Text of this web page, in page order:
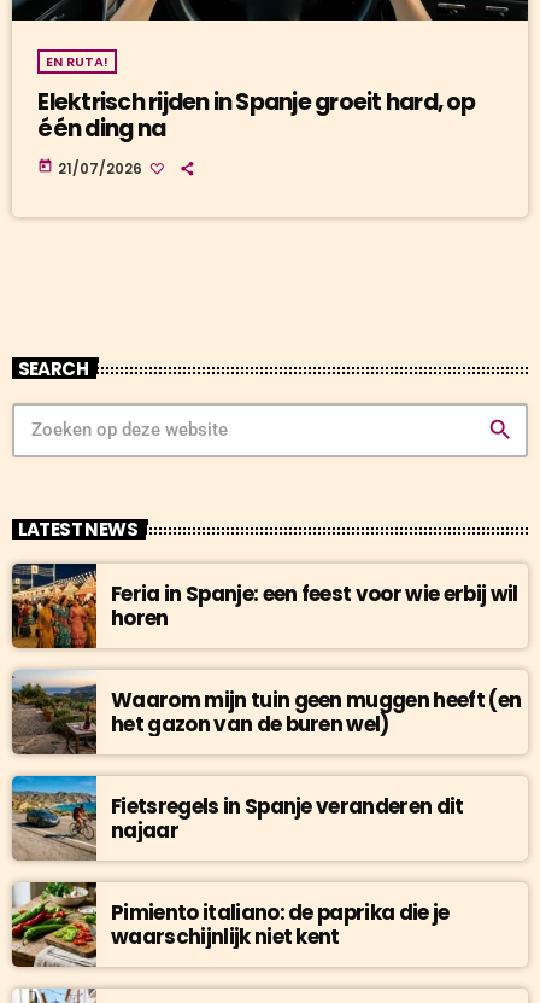
EN RUTA!
Elektrisch rijden in Spanje groeit hard, op
één ding na
today 21/07/2026
SEARCH
search
LATEST NEWS
Feria in Spanje: een feest voor wie erbij wil
horen
Waarom mijn tuin geen muggen heeft (en
het gazon van de buren wel)
Fietsregels in Spanje veranderen dit
najaar
Pimiento italiano: de paprika die je
waarschijnlijk niet kent